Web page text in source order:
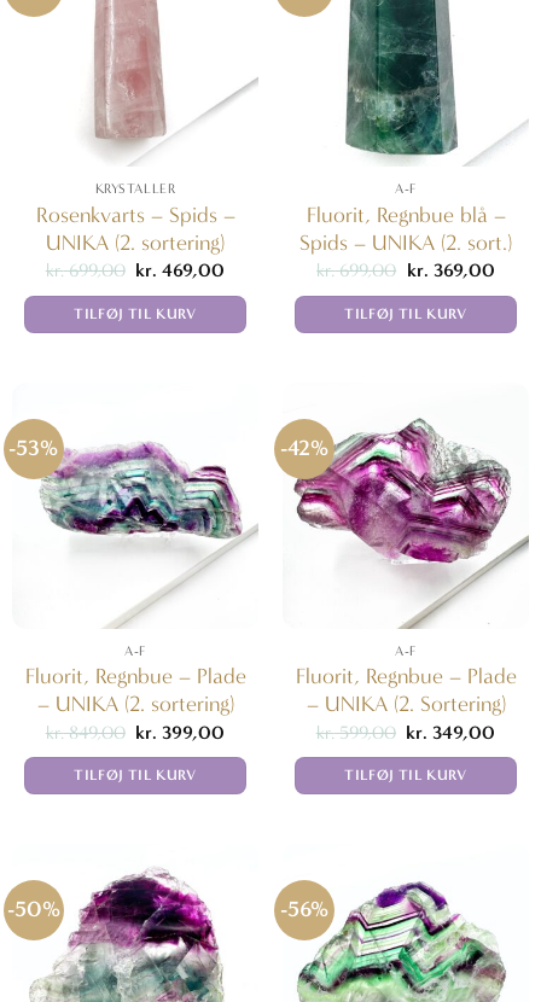
KRYSTALLER
Rosenkvarts – Spids –
UNIKA (2. sortering)
kr.699,00 Den
pris
var:
kr. 469,00
pris
TILFØJ TIL KURV
A-F
Fluorit, Regnbue blå –
Spids – UNIKA (2. sort.)
kr.699,00 Den
pris
var:
kr. 369,00Den
pris
TILFØJ TIL KURV
-53%
A-F
Fluorit, Regnbue – Plade
– UNIKA (2. sortering)
kr.849,00 Den
pris
var:
kr. 399,00
pris
TILFØJ TIL KURV
-42%
A-F
Fluorit, Regnbue – Plade
– UNIKA (2. Sortering)
kr.599,00 Den
pris
var:
kr. 349,00
pris
TILFØJ TIL KURV
-50% -56%